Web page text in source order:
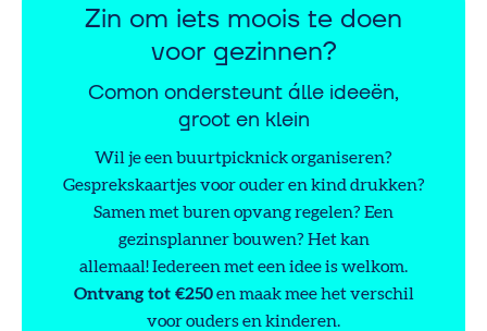
Zin om iets moois te doen
voor gezinnen?
Comon ondersteunt álle ideeën,
groot en klein
Wil je een buurtpicknick organiseren?
Gesprekskaartjes voor ouder en kind drukken?
Samen met buren opvang regelen? Een
gezinsplanner bouwen? Het kan
allemaal! Iedereen met een idee is welkom.
Ontvang tot €250en maak mee het verschil
voor ouders en kinderen.